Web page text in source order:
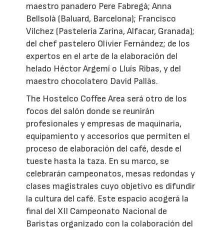
maestro panadero Pere Fabregà; Anna
Bellsolà (Baluard, Barcelona); Francisco
Vilchez (Pastelería Zarina, Alfacar, Granada);
del chef pastelero Olivier Fernández; de los
expertos en el arte de la elaboración del
helado Héctor Argemí o Lluís Ribas, y del
maestro chocolatero David Pallàs.
The Hostelco Coffee Area será otro de los
focos del salón donde se reunirán
profesionales y empresas de maquinaria,
equipamiento y accesorios que permiten el
proceso de elaboración del café, desde el
tueste hasta la taza. En su marco, se
celebrarán campeonatos, mesas redondas y
clases magistrales cuyo objetivo es difundir
la cultura del café. Este espacio acogerá la
final del XII Campeonato Nacional de
Baristas organizado con la colaboración del